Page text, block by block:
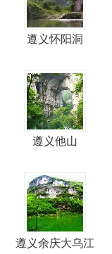
遵义怀阳洞
遵义他山
遵义余庆大乌江